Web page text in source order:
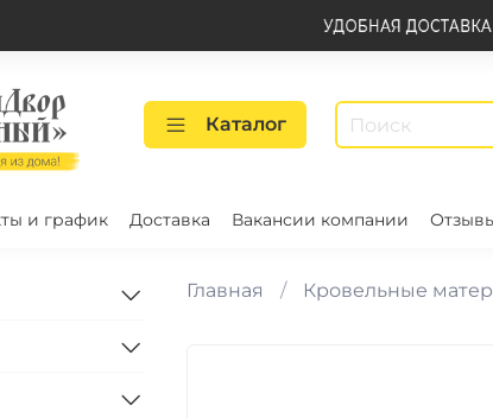
Каталог
и график Доставка Вакансии компании
Главная Кровельные